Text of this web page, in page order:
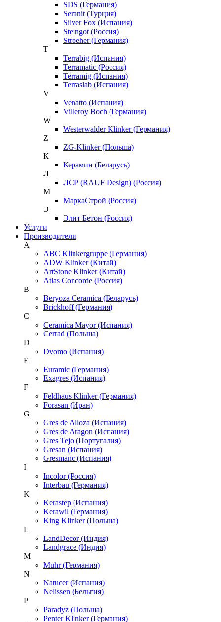
SDS (Германия)
Seranit (Турция)
Silver Fox (Испания)
Steingot (Россия)
Stroeher (Германия)
T
Terrabig (Испания)
Terramatic (Россия)
Terramig (Испания)
Terraslab (Испания)
V
Venatto (Испания)
Villeroy Boch (Германия)
W
Westerwalder Klinker (Германия)
Z
ZG-Klinker (Польша)
К
Керамин (Беларусь)
Л
ЛСР (RAUF Design) (Россия)
М
МаркаСтрой (Россия)
Э
Элит Бетон (Россия)
Услуги
Производители
A
ABC Klinkergruppe (Германия)
ADW Klinker (Китай)
ArtStone Klinker (Китай)
Atlas Concorde (Россия)
B
Beryoza Ceramica (Беларусь)
Brickhoff (Германия)
C
Ceramica Mayor (Испания)
Cerrad (Польша)
D
Dvomo (Испания)
E
Euramic (Германия)
Exagres (Испания)
F
Feldhaus Klinker (Германия)
Forasan (Иран)
G
Gres de Alloza (Испания)
Gres de Aragon (Испания)
Gres Tejo (Португалия)
Gresan (Испания)
Gresmanc (Испания)
I
Incolor (Россия)
Interbau (Германия)
K
Kerastep (Испания)
Kerawil (Германия)
King Klinker (Польша)
L
LandDecor (Индия)
Landgrace (Индия)
M
Muhr (Германия)
N
Natucer (Испания)
Nelissen (Бельгия)
P
Paradyz (Польша)
Penter Klinker (Германия)